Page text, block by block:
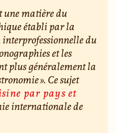
une matière du
établi par la
du
et les
plus généralement la
». Ce sujet
par pays et
internationale de